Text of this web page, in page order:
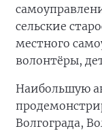
сельские
местного
волонтёры,
Наибольшую
Волгограда,